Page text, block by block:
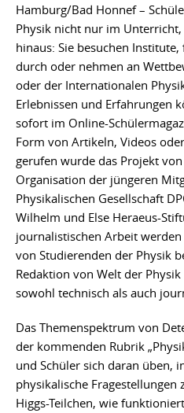
Hamburg/Bad Honnef –
Physik nicht nur im
hinaus: Sie besuchen
durch oder nehmen an
oder der Internationalen
Erlebnissen und Erfahrungen
sofort im Online-
Form von Artikeln, Videos
gerufen wurde das Projekt
Organisation der jüngeren
Physikalischen Gesellschaft
Wilhelm und Else Heraeus-
journalistischen Arbeit
von Studierenden der Physik
Redaktion von Welt der
sowohl technisch als auch
Das Themenspektrum von
der kommenden Rubrik
und Schüler sich daran üben,
physikalische Fragestellungen
Higgs-Teilchen, wie